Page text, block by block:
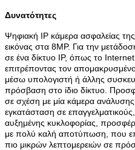
Δυνατότητες
Ψηφιακή IP κάμερα ασφαλείας
εικόνας στα 8MP. Για την
σε ένα δίκτυο IP, όπως το Internet
επιτρέποντας τον
μέσω υπολογιστή ή άλλης
πρόσβαση στο ίδιο δίκτυο.
σε σχέση με μία κάμερα ανάλυσης
εγκατάσταση σε
αυξημένης κυκλοφορίας,
με πολύ καλή αποτύπωση, που
πιο μικρών λεπτομερειών σε